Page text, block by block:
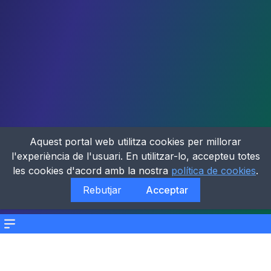
Menu
Aquest portal web utilitza cookies per millorar
l'experiència de l'usuari. En utilitzar-lo, accepteu totes
les cookies d'acord amb la nostra política de cookies.
Rebutjar
Acceptar